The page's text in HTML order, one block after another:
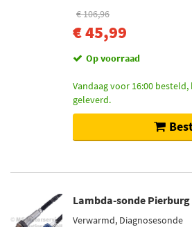
€ 106,96
€ 45,99
Op voorraad
Vandaag voor 16:00
geleverd.
Lambda-sonde Pierburg
Verwarmd, Diagnosesonde